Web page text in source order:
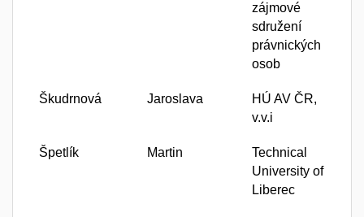
zájmové
sdružení
právnických
osob
Škudrnová Jaroslava
HÚ AV ČR,
v.v.i
Špetlík Martin
Technical
University of
Liberec